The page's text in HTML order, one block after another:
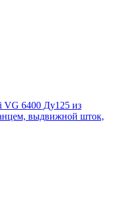
VG 6400 Ду125 из
выдвижной шток,